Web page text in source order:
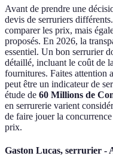
Avant de prendre une
devis de serruriers
comparer les prix, mais
proposés. En 2026, la
essentiel. Un bon serrurier
détaillé, incluant le coût de
fournitures. Faites attention
peut être un indicateur de
étude de 60 Millions de
en serrurerie varient
de faire jouer la
prix.
Gaston Lucas, serrurier -